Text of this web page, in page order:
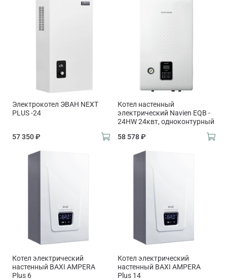
Электрокотел ЭВАН NEXT
PLUS -24
57 350 ₽
Котел настенный
электрический Navien EQB -
24HW 24квт, одноконтурный
58 578 ₽
Котел электрический
настенный BAXI AMPERA
Plus 6
Котел электрический
настенный BAXI AMPERA
Plus 14